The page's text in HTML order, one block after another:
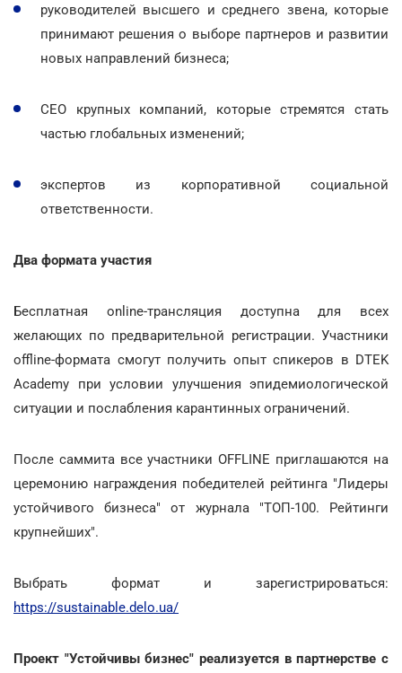
руководителей высшего и среднего звена, которые
принимают решения о выборе партнеров и развитии
новых направлений бизнеса;
СЕО крупных компаний, которые стремятся стать
частью глобальных изменений;
экспертов из корпоративной социальной
ответственности.
Два формата участия
Бесплатная online-трансляция доступна для всех
желающих по предварительной регистрации. Участники
offline-формата смогут получить опыт спикеров в DTEK
Academy при условии улучшения эпидемиологической
ситуации и послабления карантинных ограничений.
После саммита все участники OFFLINE приглашаются на
церемонию награждения победителей рейтинга "Лидеры
устойчивого бизнеса" от журнала "ТОП-100. Рейтинги
крупнейших".
Выбрать формат и зарегистрироваться:
https://sustainable.delo.ua/
Проект "Устойчивы бизнес" реализуется в партнерстве с